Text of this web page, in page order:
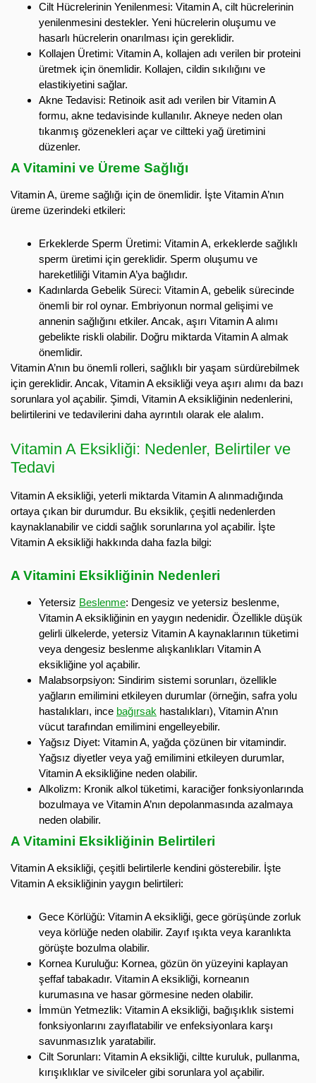
Cilt Hücrelerinin Yenilenmesi: Vitamin A, cilt hücrelerinin
yenilenmesini destekler. Yeni hücrelerin oluşumu ve
hasarlı hücrelerin onarılması için gereklidir.
Kollajen Üretimi: Vitamin A, kollajen adı verilen bir proteini
üretmek için önemlidir. Kollajen, cildin sıkılığını ve
elastikiyetini sağlar.
Akne Tedavisi: Retinoik asit adı verilen bir Vitamin A
formu, akne tedavisinde kullanılır. Akneye neden olan
tıkanmış gözenekleri açar ve ciltteki yağ üretimini
düzenler.
A Vitamini ve Üreme Sağlığı
Vitamin A, üreme sağlığı için de önemlidir. İşte Vitamin A’nın
üreme üzerindeki etkileri:
Erkeklerde Sperm Üretimi: Vitamin A, erkeklerde sağlıklı
sperm üretimi için gereklidir. Sperm oluşumu ve
hareketliliği Vitamin A’ya bağlıdır.
Kadınlarda Gebelik Süreci: Vitamin A, gebelik sürecinde
önemli bir rol oynar. Embriyonun normal gelişimi ve
annenin sağlığını etkiler. Ancak, aşırı Vitamin A alımı
gebelikte riskli olabilir. Doğru miktarda Vitamin A almak
önemlidir.
Vitamin A’nın bu önemli rolleri, sağlıklı bir yaşam sürdürebilmek
için gereklidir. Ancak, Vitamin A eksikliği veya aşırı alımı da bazı
sorunlara yol açabilir. Şimdi, Vitamin A eksikliğinin nedenlerini,
belirtilerini ve tedavilerini daha ayrıntılı olarak ele alalım.
Vitamin A Eksikliği: Nedenler, Belirtiler ve
Tedavi
Vitamin A eksikliği, yeterli miktarda Vitamin A alınmadığında
ortaya çıkan bir durumdur. Bu eksiklik, çeşitli nedenlerden
kaynaklanabilir ve ciddi sağlık sorunlarına yol açabilir. İşte
Vitamin A eksikliği hakkında daha fazla bilgi:
A Vitamini Eksikliğinin Nedenleri
Yetersiz Beslenme: Dengesiz ve yetersiz beslenme,
Vitamin A eksikliğinin en yaygın nedenidir. Özellikle düşük
gelirli ülkelerde, yetersiz Vitamin A kaynaklarının tüketimi
veya dengesiz beslenme alışkanlıkları Vitamin A
eksikliğine yol açabilir.
Malabsorpsiyon: Sindirim sistemi sorunları, özellikle
yağların emilimini etkileyen durumlar (örneğin, safra yolu
hastalıkları, ince bağırsak hastalıkları), Vitamin A’nın
vücut tarafından emilimini engelleyebilir.
Yağsız Diyet: Vitamin A, yağda çözünen bir vitamindir.
Yağsız diyetler veya yağ emilimini etkileyen durumlar,
Vitamin A eksikliğine neden olabilir.
Alkolizm: Kronik alkol tüketimi, karaciğer fonksiyonlarında
bozulmaya ve Vitamin A’nın depolanmasında azalmaya
neden olabilir.
A Vitamini Eksikliğinin Belirtileri
Vitamin A eksikliği, çeşitli belirtilerle kendini gösterebilir. İşte
Vitamin A eksikliğinin yaygın belirtileri:
Gece Körlüğü: Vitamin A eksikliği, gece görüşünde zorluk
veya körlüğe neden olabilir. Zayıf ışıkta veya karanlıkta
görüşte bozulma olabilir.
Kornea Kuruluğu: Kornea, gözün ön yüzeyini kaplayan
şeffaf tabakadır. Vitamin A eksikliği, korneanın
kurumasına ve hasar görmesine neden olabilir.
İmmün Yetmezlik: Vitamin A eksikliği, bağışıklık sistemi
fonksiyonlarını zayıflatabilir ve enfeksiyonlara karşı
savunmasızlık yaratabilir.
Cilt Sorunları: Vitamin A eksikliği, ciltte kuruluk, pullanma,
kırışıklıklar ve sivilceler gibi sorunlara yol açabilir.